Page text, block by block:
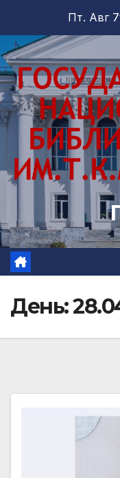
содержимому
Пт. Авг
День: